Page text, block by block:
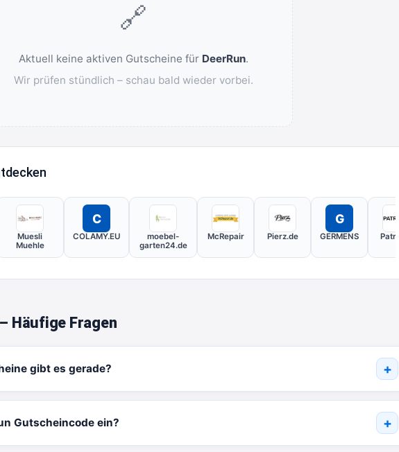
🔗
Aktuell keine aktiven Gutscheine für DeerRun.
Wir prüfen stündlich – schau bald wieder vorbei.
Muesli
Muehle
C
COLAMY.EU
moebel-
garten24.de
McRepair Pierz.de
G
GERMENS
Häufige Fragen
gibt es gerade?
Gutscheincode ein?